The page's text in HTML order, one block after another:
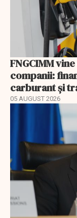
FNGCIMM
companii:
carburant și
05 AUGUST 2026